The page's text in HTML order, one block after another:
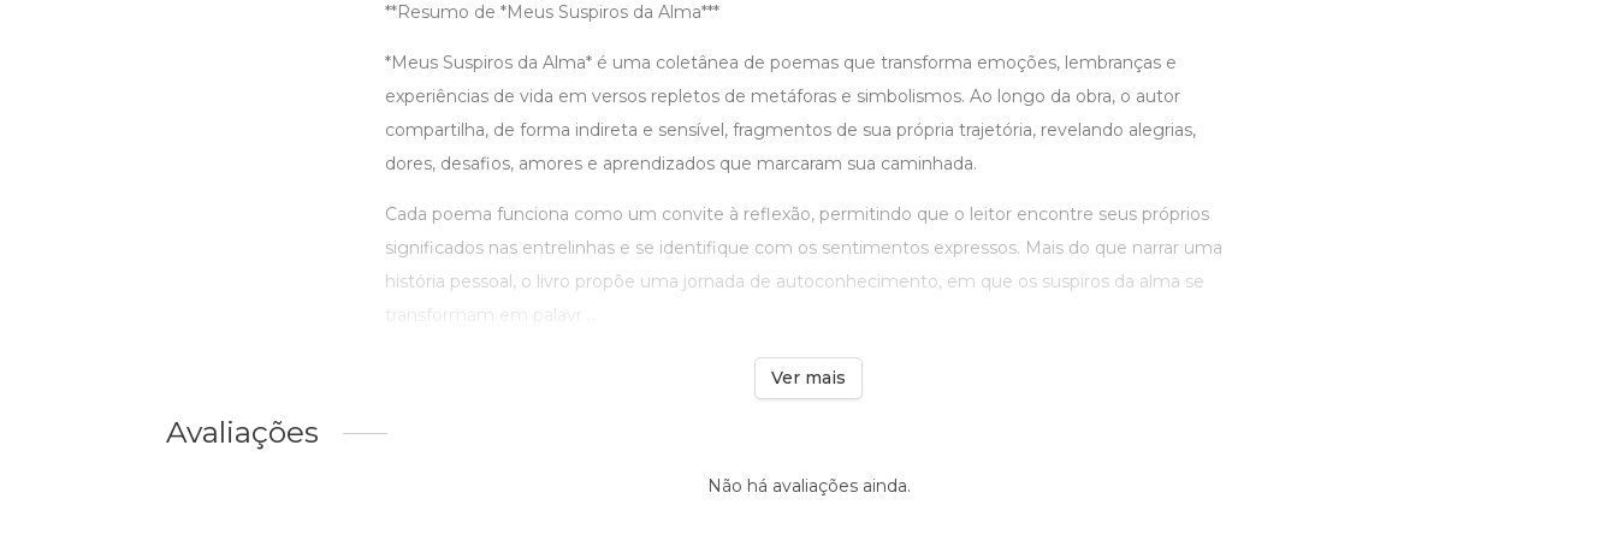
**Resumo de *Meus Suspiros da Alma***
*Meus Suspiros da Alma* é uma coletânea de poemas que transforma emoções, lembranças e
experiências de vida em versos repletos de metáforas e simbolismos. Ao longo da obra, o autor
compartilha, de forma indireta e sensível, fragmentos de sua própria trajetória, revelando alegrias,
dores, desafios, amores e aprendizados que marcaram sua caminhada.
Cada poema funciona como um convite à reflexão, permitindo que o leitor encontre seus próprios
significados nas entrelinhas e se identifique com os sentimentos expressos. Mais do que narrar uma
história pessoal, o livro propõe uma jornada de autoconhecimento, em que os suspiros da alma se
transformam em palavr ...
Ver mais
Avaliações
Não há avaliações ainda.